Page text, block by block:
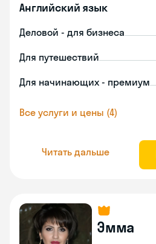
Английский язык
Деловой - для бизнеса
Для путешествий
Для начинающих - премиум
Все услуги и цены (4)
Читать дальше
Эмма